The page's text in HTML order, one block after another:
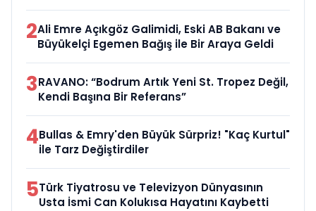
2Ali Emre Açıkgöz Galimidi, Eski AB Bakanı ve
Büyükelçi Egemen Bağış ile Bir Araya Geldi
3RAVANO: “Bodrum Artık Yeni St. Tropez Değil,
Kendi Başına Bir Referans”
4Bullas & Emry'den Büyük Sürpriz! "Kaç Kurtul"
ile Tarz Değiştirdiler
5Türk Tiyatrosu ve Televizyon Dünyasının
Usta İsmi Can Kolukısa Hayatını Kaybetti